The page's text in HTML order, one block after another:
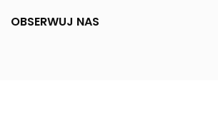
OBSERWUJ NAS